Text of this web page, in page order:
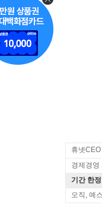
휴넷
경제경영
기간 한
오직, 예